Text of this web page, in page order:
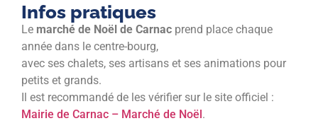
Infos pratiques
Le marché de Noël de Carnac prend place chaque
année dans le centre-bourg,
avec ses chalets, ses artisans et ses animations pour
petits et grands.
Il est recommandé de les vérifier sur le site officiel :
Mairie de Carnac – Marché de Noël.